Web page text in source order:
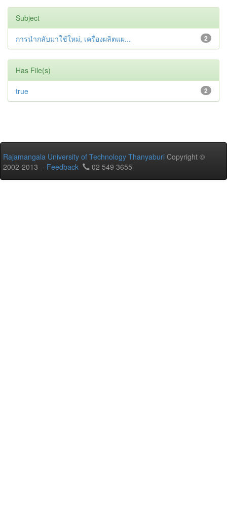
Subject
2
การนำกลับมาใช้ใหม่, เครื่องผลิตแผ...
Has File(s)
2
true
Rajamangala University of Technology Thanyaburi Copyright ©
2002-2013 - Feedback 02 549 3655